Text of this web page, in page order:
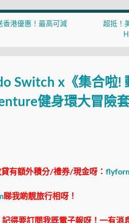
香港優惠！最高可減
超抵！
Switch x《集合啦!
健身環大冒險
有額外積分/禮券/現金呀：
睇我啲靚旅行相呀！
得要訂閱我既電子報呀！一有消